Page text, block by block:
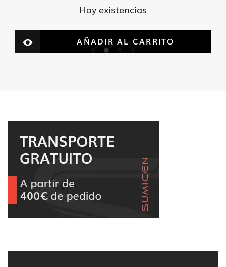
Hay existencias
AÑADIR AL CARRITO